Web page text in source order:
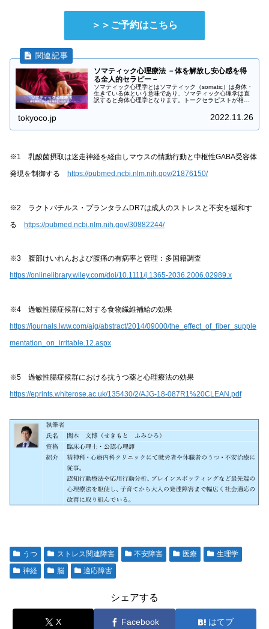
＞＞ご予約はこちら
ソマティック心理療法 －体を解放し安心感を得
る全人的セラピー－
ソマティック心理学とはソマティック（somatic）は身体・
生きている体という意味であり、ソマティック心理学は直
訳すると身体心理学となります。トークセラピストが相談
tokyoco.jp 2022.11.26
※1 乳酸菌摂取は迷走神経を経由しマウスの情動行動と中枢性GABA受容体
発現を制御する https://pubmed.ncbi.nlm.nih.gov/21876150/
※2 ラクトバチルス・プランタラムDR7は成人のストレスと不安を緩和す
る https://pubmed.ncbi.nlm.nih.gov/30882244/
※3 腹部けいれんおよび腹痛の有病率と管理：多国籍調査
https://onlinelibrary.wiley.com/doi/10.1111/j.1365-2036.2006.02989.x
※4 過敏性腸症候群に対する食物繊維補給の効果
https://journals.lww.com/ajg/abstract/2014/09000/the_effect_of_fiber_supple
mentation_on_irritable.12.aspx
※5 過敏性腸症候群における抗うつ薬と心理療法の効果
https://eprints.whiterose.ac.uk/135430/2/AJG-18-087R1%20CLEAN.pdf
うつ ストレス関連障害 不安障害 医療
生理学
神経
脳 適応障害
シェアする
X Facebook はてブ